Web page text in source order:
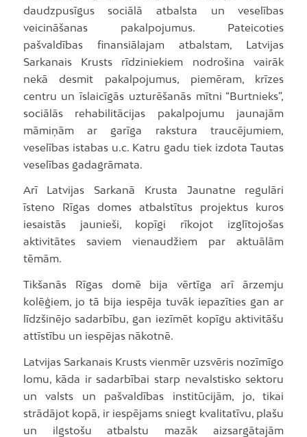
daudzpusīgus sociālā atbalsta un veselības
veicināšanas pakalpojumus. Pateicoties
pašvaldības finansiālajam atbalstam, Latvijas
Sarkanais Krusts rīdziniekiem nodrošina vairāk
nekā desmit pakalpojumus, piemēram, krīzes
centru un īslaicīgās uzturēšanās mītni “Burtnieks”,
sociālās rehabilitācijas pakalpojumu jaunajām
māmiņām ar garīga rakstura traucējumiem,
veselības istabas u.c. Katru gadu tiek izdota Tautas
veselības gadagrāmata.
Arī Latvijas Sarkanā Krusta Jaunatne regulāri
īsteno Rīgas domes atbalstītus projektus kuros
iesaistās jaunieši, kopīgi rīkojot izglītojošas
aktivitātes saviem vienaudžiem par aktuālām
tēmām.
Tikšanās Rīgas domē bija vērtīga arī ārzemju
kolēģiem, jo tā bija iespēja tuvāk iepazīties gan ar
līdzšinējo sadarbību, gan iezīmēt kopīgu aktivitāšu
attīstību un iespējas nākotnē.
Latvijas Sarkanais Krusts vienmēr uzsvēris nozīmīgo
lomu, kāda ir sadarbībai starp nevalstisko sektoru
un valsts un pašvaldības institūcijām, jo, tikai
strādājot kopā, ir iespējams sniegt kvalitatīvu, plašu
un ilgstošu atbalstu mazāk aizsargātajām